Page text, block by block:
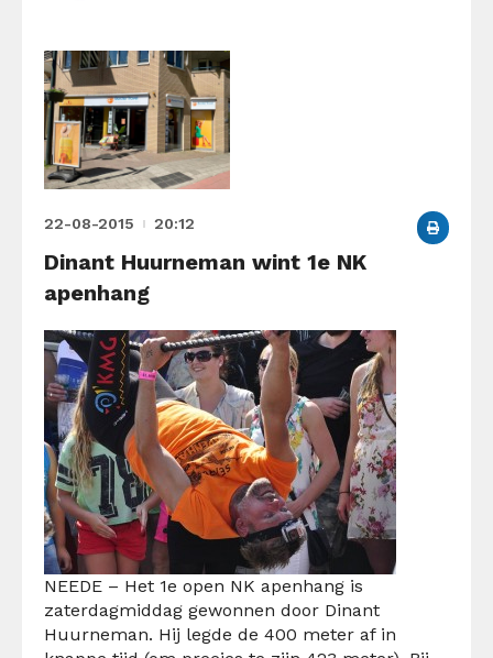
22-08-2015 20:12
Dinant Huurneman wint 1e NK
apenhang
NEEDE – Het 1e open NK apenhang is
zaterdagmiddag gewonnen door Dinant
Huurneman. Hij legde de 400 meter af in